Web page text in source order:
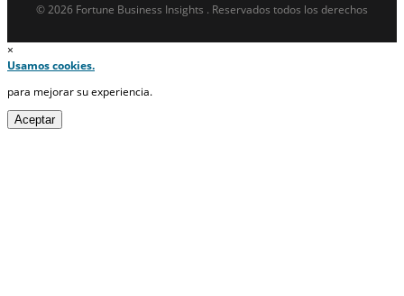
© 2026 Fortune Business Insights . Reservados todos los derechos
×
Usamos cookies.
para mejorar su experiencia.
Aceptar